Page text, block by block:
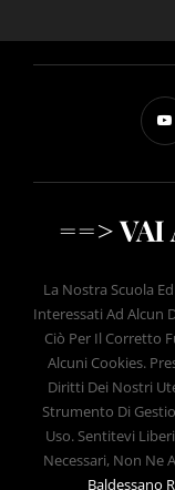
==> VAI
La Nostra Scuola
Interessati Ad Alcun
Ciò Per Il Corretto
Alcuni Cookies.
Diritti Dei Nostri
Strumento Di
Uso. Sentitevi
Necessari, Non Ne
Baldessano